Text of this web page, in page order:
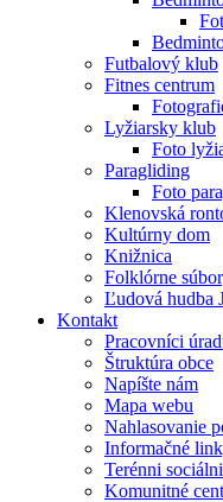
Futbalový klub
Fitnes centrum
Lyžiarsky klub
Foto
Paragliding
Foto
Klenovská
Kultúrny dom
Knižnica
Folklórne
Ľudová hudba
Kontakt
Pracovníci
Štruktúra obce
Napíšte nám
Mapa webu
Nahlasovanie
Informačné
Terénni
Komunitné